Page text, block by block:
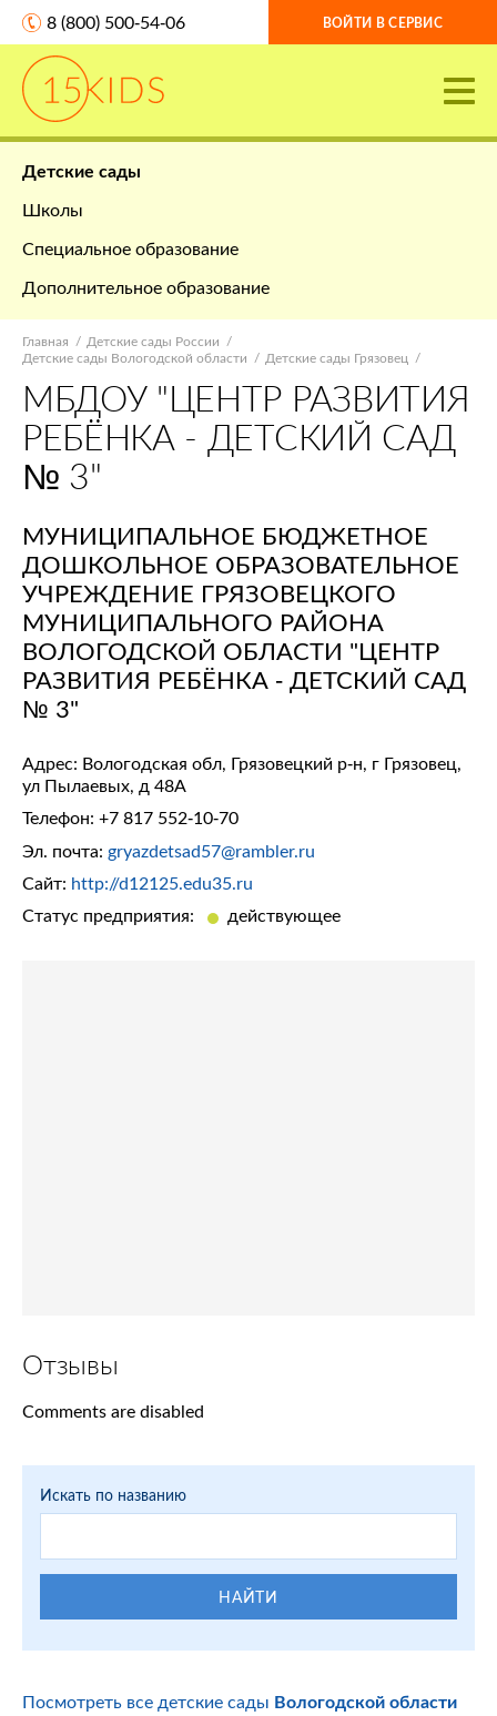
8 (800) 500-54-06 ВОЙТИ В СЕРВИС
Детские сады
Школы
Специальное образование
Дополнительное образование
Главная
Детские сады России
Детские сады Вологодской области
Детские сады Грязовец
МБДОУ "ЦЕНТР РАЗВИТИЯ
РЕБЁНКА - ДЕТСКИЙ САД
№ 3"
МУНИЦИПАЛЬНОЕ БЮДЖЕТНОЕ
ДОШКОЛЬНОЕ ОБРАЗОВАТЕЛЬНОЕ
УЧРЕЖДЕНИЕ ГРЯЗОВЕЦКОГО
МУНИЦИПАЛЬНОГО РАЙОНА
ВОЛОГОДСКОЙ ОБЛАСТИ "ЦЕНТР
РАЗВИТИЯ РЕБЁНКА - ДЕТСКИЙ САД
№ 3"
Адрес: Вологодская обл, Грязовецкий р-н, г Грязовец,
ул Пылаевых, д 48А
Телефон: +7 817 552-10-70
Эл. почта: gryazdetsad57@rambler.ru
Сайт: http://d12125.edu35.ru
Статус предприятия:
действующее
Отзывы
Comments are disabled
Искать по названию
НАЙТИ
Посмотреть все детские сады Вологодской области